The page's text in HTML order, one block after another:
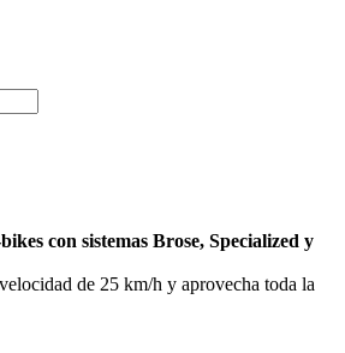
con sistemas Brose, Specialized y
de 25 km/h y aprovecha toda la